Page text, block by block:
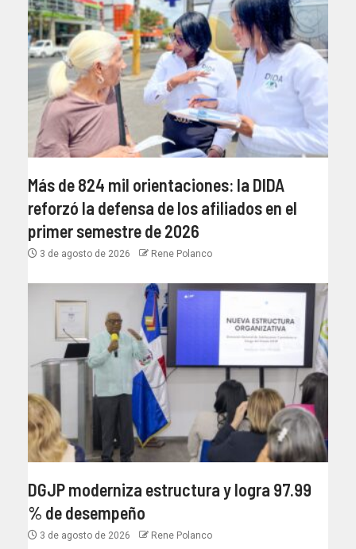
Más de 824 mil orientaciones: la DIDA
reforzó la defensa de los afiliados en el
primer semestre de 2026
3 de agosto de 2026 Rene Polanco
DGJP moderniza estructura y logra 97.99
% de desempeño
3 de agosto de 2026 Rene Polanco